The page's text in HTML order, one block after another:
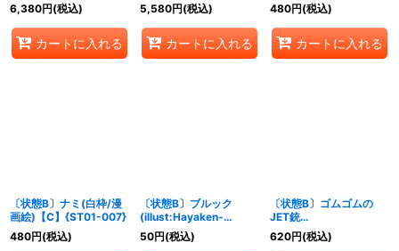
6,380円(税込)
カートに入れる
{ST01-007}
5,580円(税込)
カートに入れる
{ST01-007}
480円(税込)
カートに入れる
〔状態B〕ナミ(白枠/漫
画絵)【C】{ST01-007}
480円(税込)
〔状態B〕ブルック
(illust:Hayaken-
sarena)【C】{ST01-
011}
50円(税込)
〔状態B〕ゴムゴムの
JET銃
(foil/illust:Makitoshi)
【C】{ST01-015}
620円(税込)